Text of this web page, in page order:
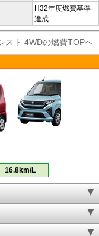
H32年度燃費基準
達成
スト 4WDの燃費TOPへ
16.8km/L